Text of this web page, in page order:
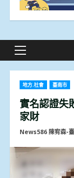
Primary
地方.社會 臺南市
實名認證失
家財
News586 陳宥森-